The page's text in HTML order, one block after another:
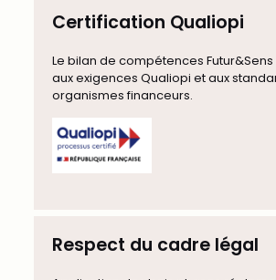
Certification Qualiopi
Le bilan de compétences
aux exigences Qualiopi et aux
organismes financeurs.
Respect du cadre légal